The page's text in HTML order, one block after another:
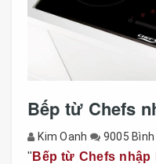
Bếp từ Chefs
Kim Oanh 9005
" Bếp từ Chefs